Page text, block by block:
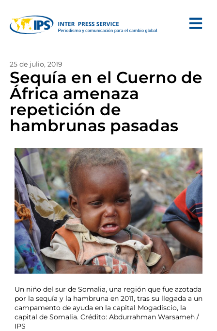
25 de julio, 2019
Sequía en el Cuerno de
África amenaza
repetición de
hambrunas pasadas
Un niño del sur de Somalia, una región que fue azotada
por la sequía y la hambruna en 2011, tras su llegada a un
campamento de ayuda en la capital Mogadiscio, la
capital de Somalia. Crédito: Abdurrahman Warsameh /
IPS